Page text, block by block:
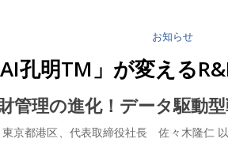
お知らせ
孔明TM」が変える
管理の進化！データ駆動
京都港区、代表取締役社長 佐々木隆仁